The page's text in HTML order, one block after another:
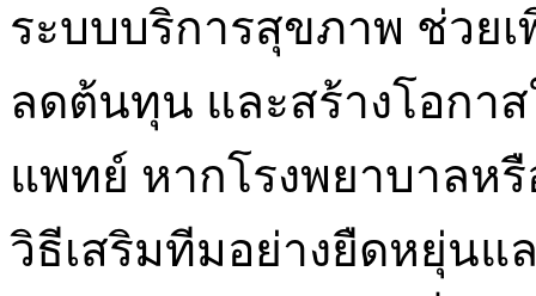
ระบบบริการสุขภาพ ช่วย
ลดต้นทุน และสร้างโอกา
แพทย์ หากโรงพยาบาลห
วิธีเสริมทีมอย่างยืดหยุ่นแ